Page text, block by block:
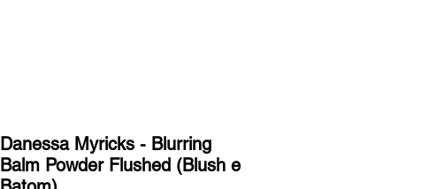
Danessa Myricks - Blurring
Balm Powder Flushed (Blush e